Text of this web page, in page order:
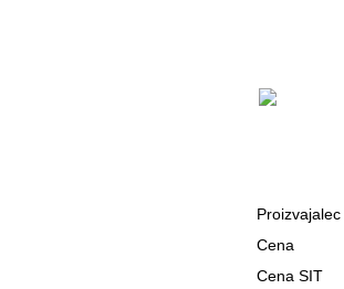
Proizvajalec
Cena
Cena SIT